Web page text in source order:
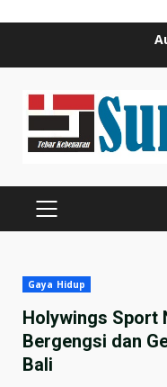
PRIMARY
Gaya Hidup
Holywings Sport
Bergengsi dan
Bali